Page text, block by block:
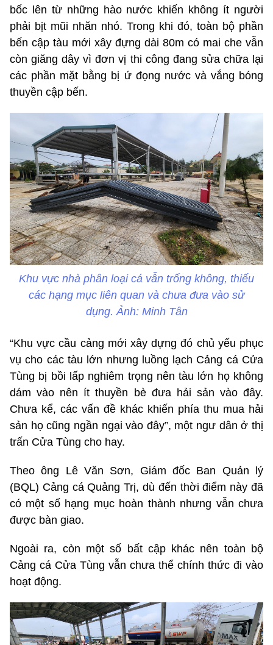
bốc lên từ những hào nước khiến không ít người
phải bịt mũi nhăn nhó. Trong khi đó, toàn bộ phần
bến cập tàu mới xây đựng dài 80m có mai che vẫn
còn giăng dây vì đơn vị thi công đang sửa chữa lại
các phần mặt bằng bị ứ đọng nước và vắng bóng
thuyền cập bến.
Khu vực nhà phân loại cá vẫn trống không, thiếu
các hạng mục liên quan và chưa đưa vào sử
dụng. Ảnh: Minh Tân
“Khu vực cầu cảng mới xây dựng đó chủ yếu phục
vụ cho các tàu lớn nhưng luồng lạch Cảng cá Cửa
Tùng bị bồi lấp nghiêm trọng nên tàu lớn họ không
dám vào nên ít thuyền bè đưa hải sản vào đây.
Chưa kể, các vấn đề khác khiến phía thu mua hải
sản họ cũng ngần ngại vào đây”, một ngư dân ở thị
trấn Cửa Tùng cho hay.
Theo ông Lê Văn Sơn, Giám đốc Ban Quản lý
(BQL) Cảng cá Quảng Trị, dù đến thời điểm này đã
có một số hạng mục hoàn thành nhưng vẫn chưa
được bàn giao.
Ngoài ra, còn một số bất cập khác nên toàn bộ
Cảng cá Cửa Tùng vẫn chưa thể chính thức đi vào
hoạt động.